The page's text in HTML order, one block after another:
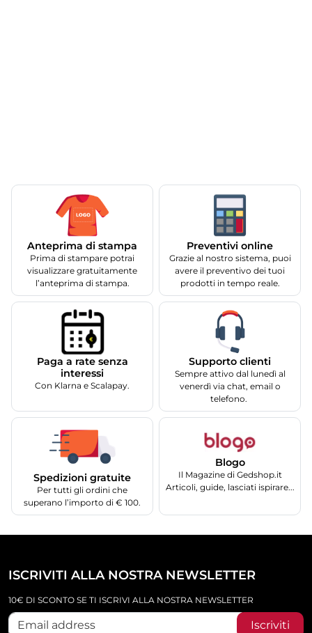
Anteprima di stampa
Prima di stampare potrai
visualizzare gratuitamente
l’anteprima di stampa.
Preventivi online
Grazie al nostro sistema, puoi
avere il preventivo dei tuoi
prodotti in tempo reale.
Paga a rate senza
interessi
Con Klarna e Scalapay.
Supporto clienti
Sempre attivo dal lunedì al
venerdì via chat, email o
telefono.
Spedizioni gratuite
Per tutti gli ordini che
superano l’importo di € 100.
Blogo
Il Magazine di Gedshop.it
Articoli, guide, lasciati ispirare...
ISCRIVITI ALLA NOSTRA NEWSLETTER
10€ DI SCONTO SE TI ISCRIVI ALLA NOSTRA NEWSLETTER
Iscriviti